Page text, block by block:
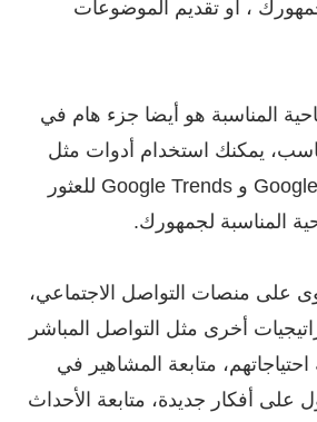
، أو تقديم الموضوعات
المناسبة هو أيضا جزء هام في
يمكنك استخدام أدوات مثل
Google Keyword Planner و Google Trends للعثور
المناسبة لجمهورك.
على منصات التواصل الاجتماعي،
أخرى مثل التواصل المباشر
متابعة المشاهير في
أفكار جديدة، متابعة الأحداث